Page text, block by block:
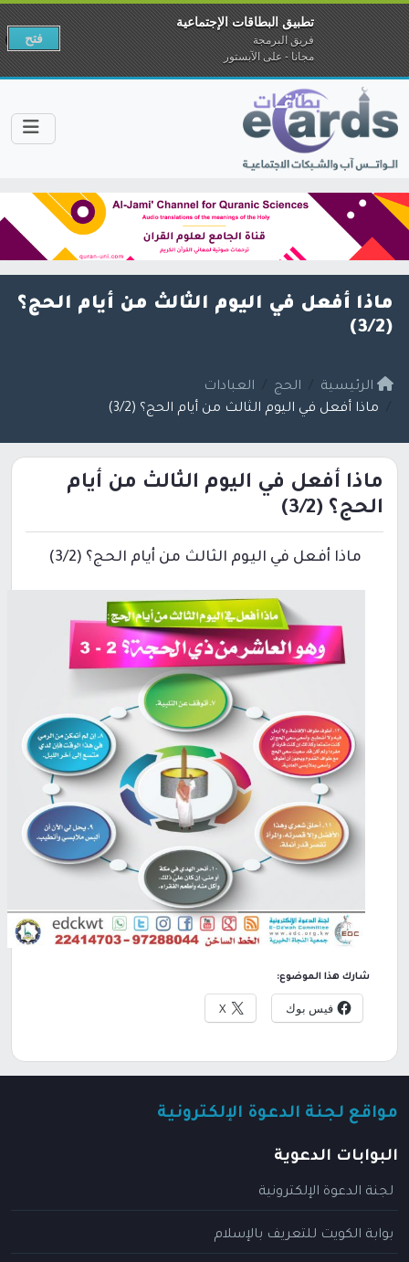
ماذا أفعل في اليوم الثالث من أيام الحج؟
(3/2)
الرئيسية الحج
العبادات
ماذا أفعل في اليوم الثالث من أيام الحج؟ (3/2)
ماذا أفعل في اليوم الثالث من أيام
الحج؟ (3/2)
ماذا أفعل في اليوم الثالث من أيام الحج؟ (3/2)
شارك هذا الموضوع:
فيس بوك X
مواقع لجنة الدعوة الإلكترونية
البوابات الدعوية
لجنة الدعوة الإلكترونية
بوابة الكويت للتعريف بالإسلام
تطبيق البطاقات الإجتماعية
فريق البرمجة
مجانا - على الآبستور
فتح